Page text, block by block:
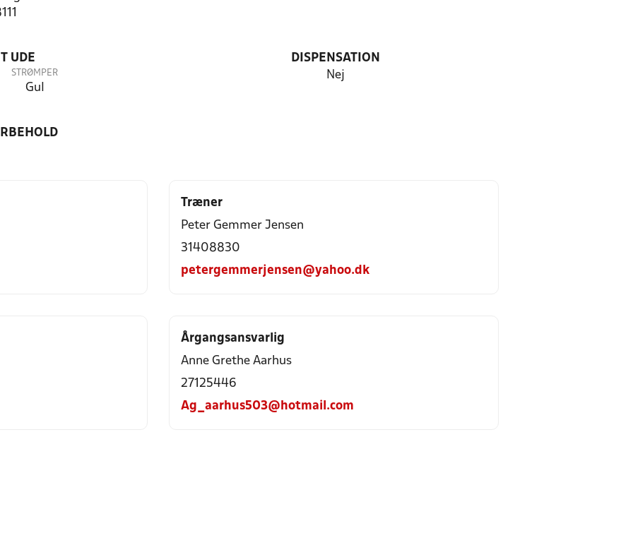
UDE
STRØMPER
Gul
DISPENSATION
Nej
Træner
Peter Gemmer Jensen
31408830
petergemmerjensen@yahoo.dk
Årgangsansvarlig
Anne Grethe Aarhus
27125446
Ag_aarhus503@hotmail.com